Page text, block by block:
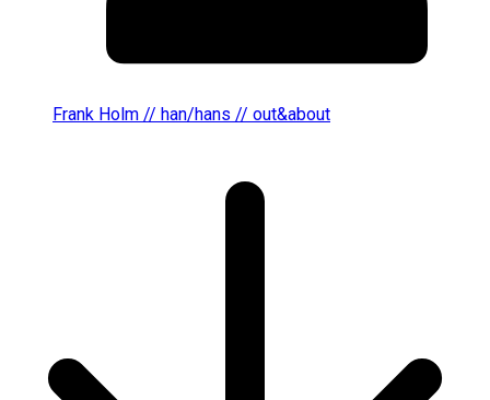
Frank Holm // han/hans // out&about